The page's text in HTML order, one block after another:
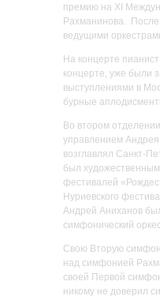
премию на XI
Рахманинова. После
ведущими
На концерте
концерте, уже были
выступлениями в
бурные
Во втором
управлением
возглавлял Санкт-
был художественным
фестивалей
Нуриевского
Андрей Аниханов
симфонический
Свою Вторую
над симфонией
своей Первой
никому не доверил